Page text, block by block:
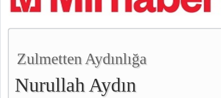
Zulmetten Aydınlığa
Nurullah Aydın